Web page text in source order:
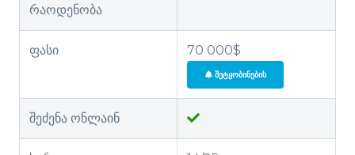
რაოდენობა
ფასი 70 000$
ᲨᲔᲢᲧᲝᲑᲘᲜᲔᲑᲘᲡ
შეძენა ონლაინ